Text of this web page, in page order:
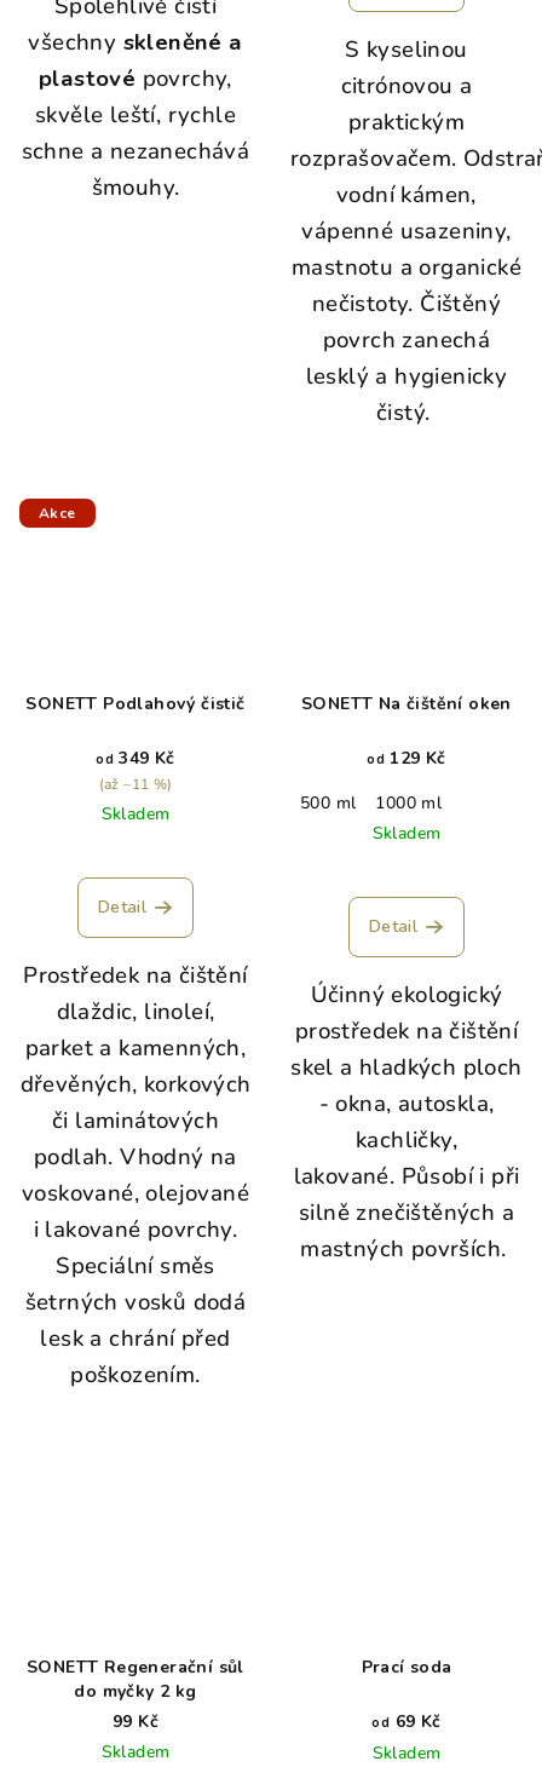
všechny skleněné a
plastové povrchy,
skvěle leští, rychle
schne a nezanechává
šmouhy.
S kyselinou
citrónovou a
praktickým
rozprašovačem.
vodní kámen,
vápenné usazeniny,
mastnotu a organické
nečistoty. Čištěný
povrch zanechá
lesklý a hygienicky
čistý.
Akce
SONETT Podlahový čistič
od 349 Kč
(až –11 %)
Skladem
Detail
Prostředek na čištění
dlaždic, linoleí,
parket a kamenných,
dřevěných, korkových
či laminátových
podlah. Vhodný na
voskované, olejované
i lakované povrchy.
Speciální směs
šetrných vosků dodá
lesk a chrání před
poškozením.
SONETT Na čištění oken
od 129 Kč
500 ml
1000 ml
Skladem
Detail
Účinný ekologický
prostředek na čištění
skel a hladkých ploch
- okna, autoskla,
kachličky,
lakované. Působí i při
silně znečištěných a
mastných površích.
SONETT Regenerační sůl
do myčky 2 kg
99 Kč
Skladem
Prací soda
od 69 Kč
Skladem